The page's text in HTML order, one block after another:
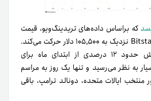
که براساس داده‌های تریدینگ‌ویو، قیمت
BTC/USD در Bitstamp نزدیک به ۱۰۵,۵۰۰ دلار حرکت می‌کند.
بیت‌کوین با افزایش حدود ۱۲ درصدی از ابتدای ماه برای
به نظر می‌رسید و تنها یک روز به مراسم
ایالات متحده، دونالد ترامپ، باقی